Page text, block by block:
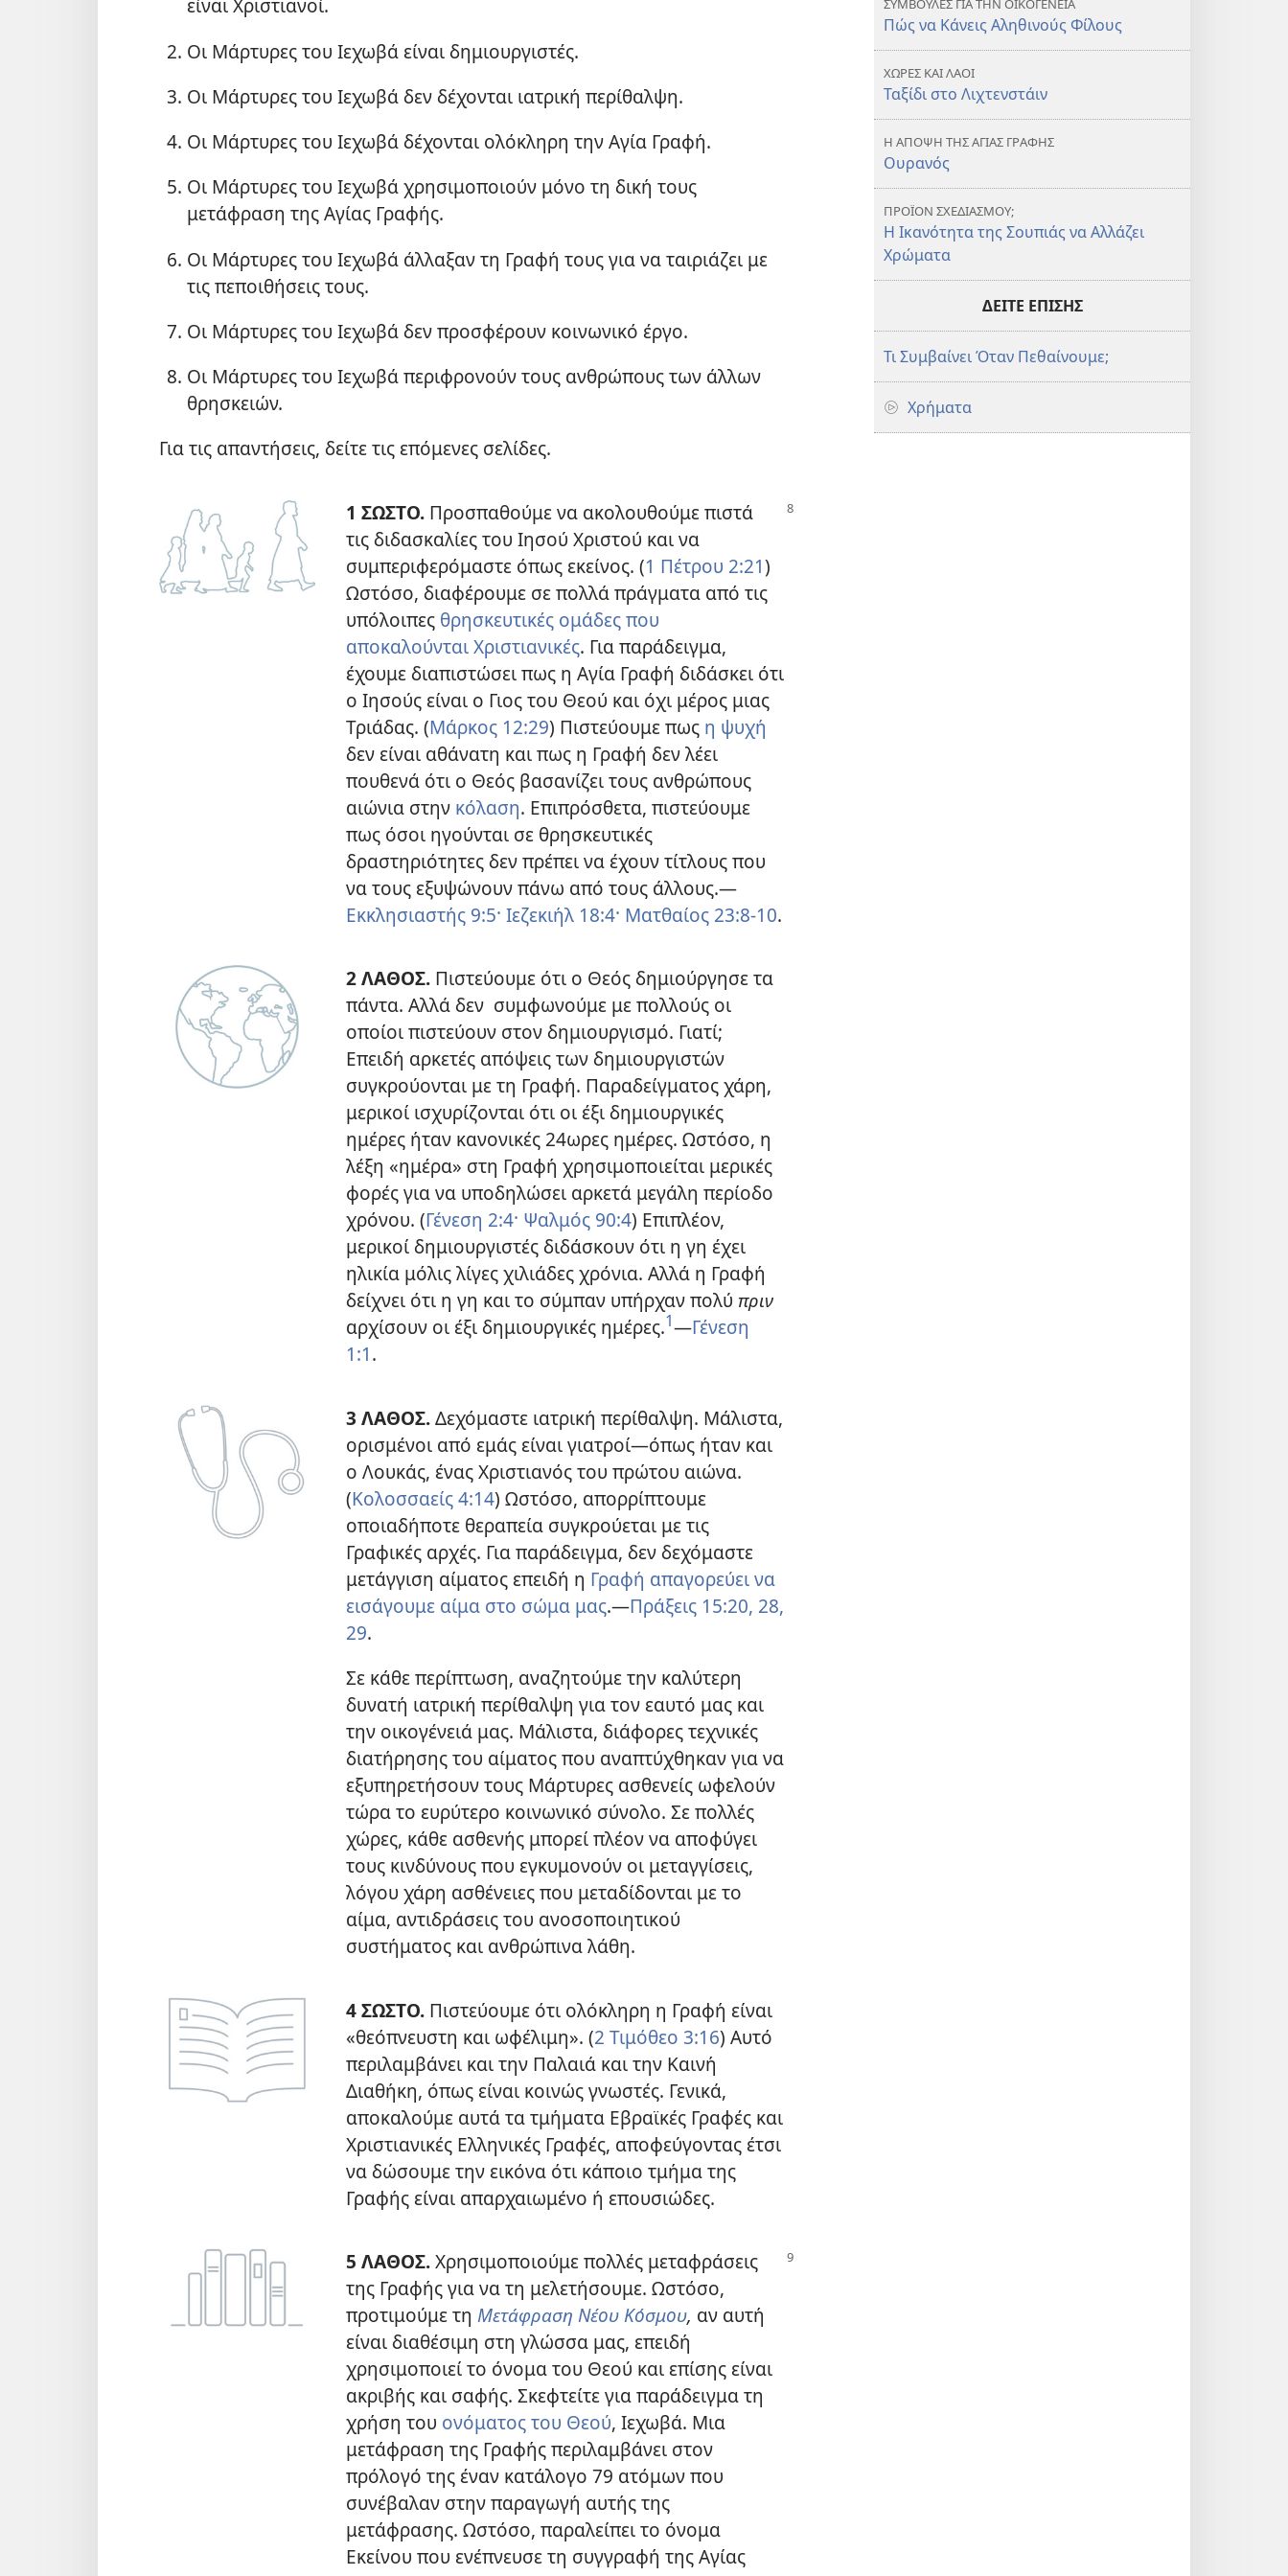
είναι Χριστιανοί.
Οι Μάρτυρες του Ιεχωβά είναι δημιουργιστές.
Οι Μάρτυρες του Ιεχωβά δεν δέχονται ιατρική περίθαλψη.
Οι Μάρτυρες του Ιεχωβά δέχονται ολόκληρη την Αγία Γραφή.
Οι Μάρτυρες του Ιεχωβά χρησιμοποιούν μόνο τη δική τους
μετάφραση της Αγίας Γραφής.
Οι Μάρτυρες του Ιεχωβά άλλαξαν τη Γραφή τους για να ταιριάζει με
τις πεποιθήσεις τους.
Οι Μάρτυρες του Ιεχωβά δεν προσφέρουν κοινωνικό έργο.
Οι Μάρτυρες του Ιεχωβά περιφρονούν τους ανθρώπους των άλλων
θρησκειών.
Για τις απαντήσεις, δείτε τις επόμενες σελίδες.
1 ΣΩΣΤΟ. Προσπαθούμε να ακολουθούμε πιστά
τις διδασκαλίες του Ιησού Χριστού και να
συμπεριφερόμαστε όπως εκείνος. (1 Πέτρου 2:21)
Ωστόσο, διαφέρουμε σε πολλά πράγματα από τις
υπόλοιπες θρησκευτικές ομάδες που
αποκαλούνται Χριστιανικές. Για παράδειγμα,
έχουμε διαπιστώσει πως η Αγία Γραφή διδάσκει ότι
ο Ιησούς είναι ο Γιος του Θεού και όχι μέρος μιας
Τριάδας. (Μάρκος 12:29) Πιστεύουμε πως η ψυχή
δεν είναι αθάνατη και πως η Γραφή δεν λέει
πουθενά ότι ο Θεός βασανίζει τους ανθρώπους
αιώνια στην κόλαση. Επιπρόσθετα, πιστεύουμε
πως όσοι ηγούνται σε θρησκευτικές
δραστηριότητες δεν πρέπει να έχουν τίτλους που
να τους εξυψώνουν πάνω από τους άλλους.​—
Εκκλησιαστής 9:5· Ιεζεκιήλ 18:4· Ματθαίος 23:8-10.
2 ΛΑΘΟΣ. Πιστεύουμε ότι ο Θεός δημιούργησε τα
πάντα. Αλλά δεν συμφωνούμε με πολλούς οι
οποίοι πιστεύουν στον δημιουργισμό. Γιατί;
Επειδή αρκετές απόψεις των δημιουργιστών
συγκρούονται με τη Γραφή. Παραδείγματος χάρη,
μερικοί ισχυρίζονται ότι οι έξι δημιουργικές
ημέρες ήταν κανονικές 24ωρες ημέρες. Ωστόσο, η
λέξη «ημέρα» στη Γραφή χρησιμοποιείται μερικές
φορές για να υποδηλώσει αρκετά μεγάλη περίοδο
χρόνου. (Γένεση 2:4· Ψαλμός 90:4) Επιπλέον,
μερικοί δημιουργιστές διδάσκουν ότι η γη έχει
ηλικία μόλις λίγες χιλιάδες χρόνια. Αλλά η Γραφή
δείχνει ότι η γη και το σύμπαν υπήρχαν πολύ πριν
αρχίσουν οι έξι δημιουργικές ημέρες.1​—Γένεση
1:1.
3 ΛΑΘΟΣ.Δεχόμαστε ιατρική περίθαλψη. Μάλιστα,
ορισμένοι από εμάς είναι γιατροί​—όπως ήταν και
ο Λουκάς, ένας Χριστιανός του πρώτου αιώνα.
(Κολοσσαείς 4:14) Ωστόσο, απορρίπτουμε
οποιαδήποτε θεραπεία συγκρούεται με τις
Γραφικές αρχές. Για παράδειγμα, δεν δεχόμαστε
μετάγγιση αίματος επειδή η Γραφή απαγορεύει να
εισάγουμε αίμα στο σώμα μας.​—Πράξεις 15:20, 28,
29.
Σε κάθε περίπτωση, αναζητούμε την καλύτερη
δυνατή ιατρική περίθαλψη για τον εαυτό μας και
την οικογένειά μας. Μάλιστα, διάφορες τεχνικές
διατήρησης του αίματος που αναπτύχθηκαν για να
εξυπηρετήσουν τους Μάρτυρες ασθενείς ωφελούν
τώρα το ευρύτερο κοινωνικό σύνολο. Σε πολλές
χώρες, κάθε ασθενής μπορεί πλέον να αποφύγει
τους κινδύνους που εγκυμονούν οι μεταγγίσεις,
λόγου χάρη ασθένειες που μεταδίδονται με το
αίμα, αντιδράσεις του ανοσοποιητικού
συστήματος και ανθρώπινα λάθη.
4 ΣΩΣΤΟ. Πιστεύουμε ότι ολόκληρη η Γραφή είναι
«θεόπνευστη και ωφέλιμη». (2 Τιμόθεο 3:16) Αυτό
περιλαμβάνει και την Παλαιά και την Καινή
Διαθήκη, όπως είναι κοινώς γνωστές. Γενικά,
αποκαλούμε αυτά τα τμήματα Εβραϊκές Γραφές και
Χριστιανικές Ελληνικές Γραφές, αποφεύγοντας έτσι
να δώσουμε την εικόνα ότι κάποιο τμήμα της
Γραφής είναι απαρχαιωμένο ή επουσιώδες.
5 ΛΑΘΟΣ.Χρησιμοποιούμε πολλές μεταφράσεις
της Γραφής για να τη μελετήσουμε. Ωστόσο,
προτιμούμε τη Μετάφραση Νέου Κόσμου, αν αυτή
είναι διαθέσιμη στη γλώσσα μας, επειδή
χρησιμοποιεί το όνομα του Θεού και επίσης είναι
ακριβής και σαφής. Σκεφτείτε για παράδειγμα τη
χρήση του ονόματος του Θεού, Ιεχωβά. Μια
μετάφραση της Γραφής περιλαμβάνει στον
πρόλογό της έναν κατάλογο 79 ατόμων που
συνέβαλαν στην παραγωγή αυτής της
μετάφρασης. Ωστόσο, παραλείπει το όνομα
Εκείνου που ενέπνευσε τη συγγραφή της Αγίας
ΣΥΜΒΟΥΛΕΣ ΓΙΑ ΤΗΝ ΟΙΚΟΓΕΝΕΙΑ
Πώς να Κάνεις Αληθινούς Φίλους
ΧΩΡΕΣ ΚΑΙ ΛΑΟΙ
Ταξίδι στο Λιχτενστάιν
Η ΑΠΟΨΗ ΤΗΣ ΑΓΙΑΣ ΓΡΑΦΗΣ
Ουρανός
ΠΡΟΪΟΝ ΣΧΕΔΙΑΣΜΟΥ;
Η Ικανότητα της Σουπιάς να Αλλάζει
Χρώματα
ΔΕΙΤΕ ΕΠΙΣΗΣ
Τι Συμβαίνει Όταν Πεθαίνουμε;
Χρήματα